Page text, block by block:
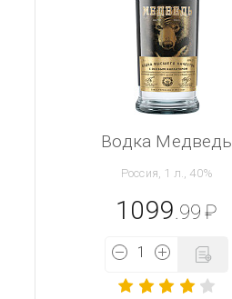
Водка Медведь
Россия, 1 л., 40%
1099 .99 ₽